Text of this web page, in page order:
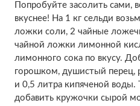
Попробуйте засолить сами,
вкуснее! На 1 кг сельди
ложки соли, 2 чайные
чайной ложки лимонной
лимонного сока по вкусу.
горошком, душистый перец,
и 0,5 литра кипяченой
добавить кружочки сырой